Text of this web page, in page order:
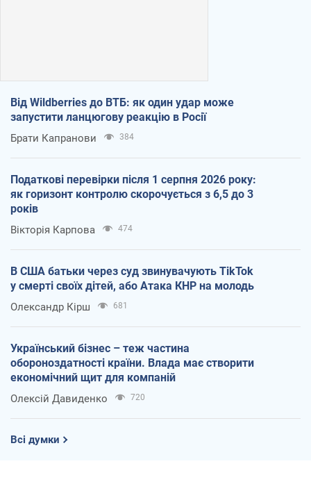
Від Wildberries до ВТБ: як один удар може
запустити ланцюгову реакцію в Росії
Брати Капранови 384
Податкові перевірки після 1 серпня 2026 року:
як горизонт контролю скорочується з 6,5 до 3
років
Вікторія Карпова 474
В США батьки через суд звинувачують TikTok
у смерті своїх дітей, або Атака КНР на молодь
Олександр Кірш 681
Український бізнес – теж частина
обороноздатності країни. Влада має створити
економічний щит для компаній
Олексій Давиденко 720
Всі думки